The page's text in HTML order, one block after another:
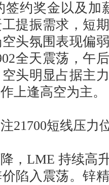
签约奖金以及加
提振需求，短
头氛围表现偏
全天震荡，午
头明显占据主
上逢高空为主。
21700短线压
LME 持续高
陷入震荡。锌